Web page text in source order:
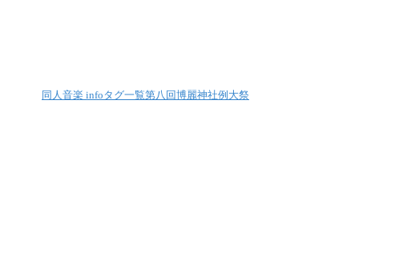
同人音楽 infoタグ一覧第八回博麗神社例大祭